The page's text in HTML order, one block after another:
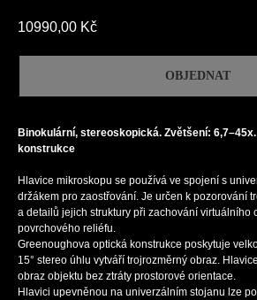
10990,00 Kč
OBJEDNAT
Binokulární, stereoskopická. Zvětšení:
konstrukce
Hlavice mikroskopu se používá ve spojení s
držákem pro zaostřování. Je určen k pozorování
a detailů jejich struktury při zachování virtuálního
povrchového reliéfu.
Greenoughova optická konstrukce poskytuje
15° stereo úhlu vytváří trojrozměrný obraz.
obraz objektu bez ztráty prostorové orientace.
Hlavici upevněnou na univerzálním stojanu lze